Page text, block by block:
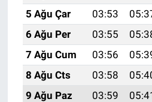
5 Ağu Çar
03:53
6 Ağu Per
03:55
7 Ağu Cum
03:56
8 Ağu Cts
03:58
9 Ağu Paz
03:59